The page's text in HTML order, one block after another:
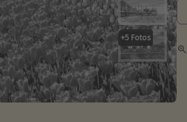
+5 Fotos